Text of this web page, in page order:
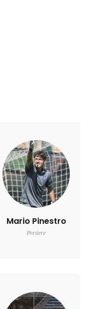
Mario Pinestro
Portiere